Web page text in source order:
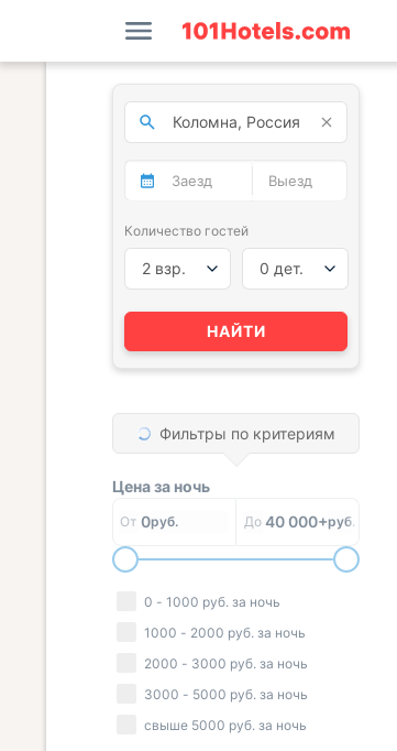
Количество гостей
2 взр. 0 дет.
НАЙТИ
Фильтры по критериям
Цена за ночь
От 0руб. До 40 000+руб.
0 - 1000 руб. за ночь
1000 - 2000 руб. за ночь
2000 - 3000 руб. за ночь
3000 - 5000 руб. за ночь
свыше 5000 руб. за ночь